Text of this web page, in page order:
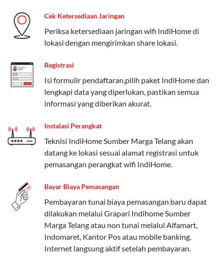
Pengguna bisa memilih sesuai kebutuhan, baik untuk
internet, komunikasi, atau hiburan.
Complete untuk yang menginginkan fitur lengkap,
dan Paket Dynamic IP untuk pengguna yang
memprioritaskan kecepatan internet tinggi.
Salah satu fitur unggulan Telkomsel One adalah Paket
Kuota Keluarga. Dengan kuota hingga 30 GB, Anda
bisa membagikan internet kepada anggota keluarga
atau teman tanpa perlu khawatir kehabisan kuota.
Kuota Keluarga 30 GB
Kuota ini dapat digunakan secara bersama-sama oleh
Admin (pelanggan utama) dan anggota yang terdaftar.
Bisa Dibagi Hingga 5 Anggota
Cek Ketersediaan Jaringan
Periksa ketersediaan jaringan wifi IndiHome di
lokasi dengan mengirimkan share lokasi.
Registrasi
Isi formulir pendaftaran,pilih paket IndiHome dan
lengkapi data yang diperlukan, pastikan semua
informasi yang diberikan akurat.
Instalasi Perangkat
Teknisi IndiHome Sumber Marga Telang akan
datang ke lokasi sesuai alamat registrasi untuk
pemasangan perangkat wifi IndiHome.
Bayar Biaya Pemasangan
Pembayaran tunai biaya pemasangan baru dapat
dilakukan melalui Grapari Indihome Sumber
Marga Telang atau non tunai melalui Alfamart,
Indomaret, Kantor Pos atau mobile banking.
Internet langsung aktif setelah pembayaran.